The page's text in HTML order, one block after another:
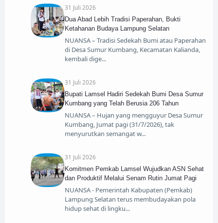
31 Juli 2026
Dua Abad Lebih Tradisi Paperahan, Bukti
Ketahanan Budaya Lampung Selatan
NUANSA – Tradisi Sedekah Bumi atau Paperahan
di Desa Sumur Kumbang, Kecamatan Kalianda,
kembali dige
31 Juli 2026
Bupati Lamsel Hadiri Sedekah Bumi Desa Sumur
Kumbang yang Telah Berusia 206 Tahun
NUANSA – Hujan yang mengguyur Desa Sumur
Kumbang, Jumat pagi (31/7/2026), tak
menyurutkan semangat w
31 Juli 2026
Komitmen Pemkab Lamsel Wujudkan ASN Sehat
dan Produktif Melalui Senam Rutin Jumat Pagi
NUANSA - Pemerintah Kabupaten (Pemkab)
Lampung Selatan terus membudayakan pola
hidup sehat di lingku